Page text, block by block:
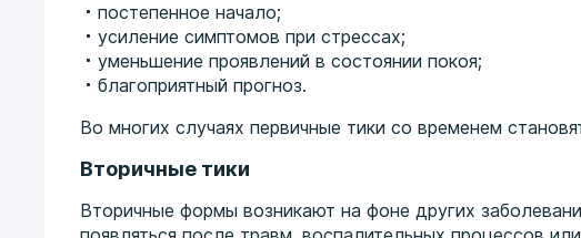
постепенное начало;
усиление симптомов при стрессах;
уменьшение проявлений в состоянии покоя;
благоприятный прогноз.
Во многих случаях первичные тики со временем
Вторичные тики
Вторичные формы возникают на фоне других